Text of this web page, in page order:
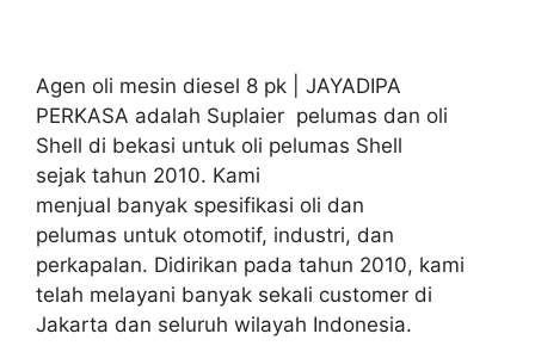
Agen oli mesin diesel 8 pk | JAYADIPA
PERKASA adalah Suplaier pelumas dan oli
Shell di bekasi untuk oli pelumas Shell
sejak tahun 2010. Kami
menjual banyak spesifikasi oli dan
pelumas untuk otomotif, industri, dan
perkapalan. Didirikan pada tahun 2010, kami
telah melayani banyak sekali customer di
Jakarta dan seluruh wilayah Indonesia.